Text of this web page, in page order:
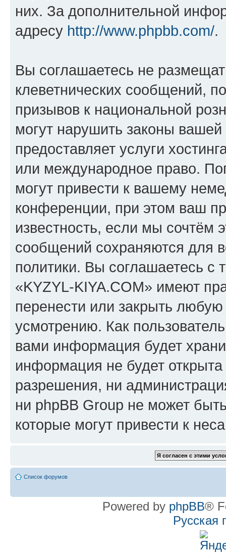
них. За дополнительной
адресу http://www.phpbb.com/.
Вы соглашаетесь не
клеветнических сообщений,
призывов к национальной
могут нарушить законы
предоставляет услуги
или международное право.
могут привести к вашему
конференции, при этом ваш
известность, если мы сочтём
сообщений сохраняются для
политики. Вы соглашаетесь
«KYZYL-KIYA.COM» имеют
перенести или закрыть
усмотрению. Как
вами информация будет
информация не будет
разрешения, ни
ни phpBB Group не может
которые могут привести к
Список форумов
Powered by phpBB®
Русская